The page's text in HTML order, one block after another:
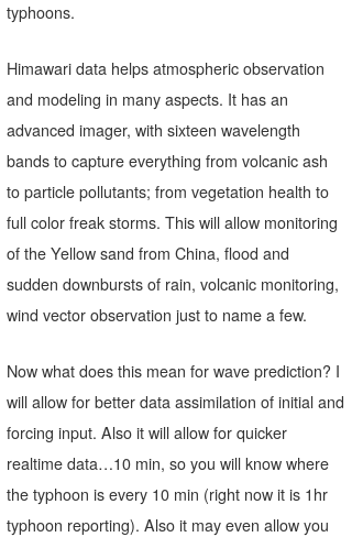
typhoons.
Himawari data helps atmospheric observation
and modeling in many aspects. It has an
advanced imager, with sixteen wavelength
bands to capture everything from volcanic ash
to particle pollutants; from vegetation health to
full color freak storms. This will allow monitoring
of the Yellow sand from China, flood and
sudden downbursts of rain, volcanic monitoring,
wind vector observation just to name a few.
Now what does this mean for wave prediction? I
will allow for better data assimilation of initial and
forcing input. Also it will allow for quicker
realtime data…10 min, so you will know where
the typhoon is every 10 min (right now it is 1hr
typhoon reporting). Also it may even allow you